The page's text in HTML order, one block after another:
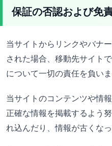
保証の否認および免
当サイトからリンクやバナ
された場合、移動先サイト
について一切の責任を負いま
当サイトのコンテンツや情
正確な情報を掲載するよう
れ込んだり、情報が古くな